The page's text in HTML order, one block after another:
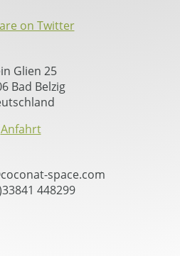
on Twitter
Glien 25
Bad Belzig
Anfahrt
space.com
448299